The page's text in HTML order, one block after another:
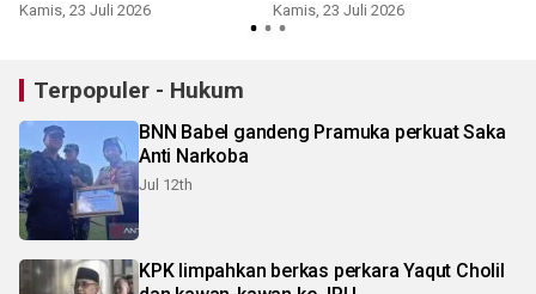
Kamis, 23 Juli 2026 Kamis, 23 Juli 2026
Terpopuler - Hukum
BNN Babel gandeng Pramuka perkuat Saka
Anti Narkoba
Jul 12th
KPK limpahkan berkas perkara Yaqut Cholil